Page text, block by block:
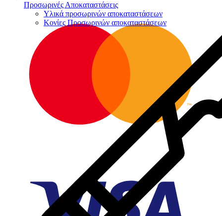
Προσωρινές Αποκαταστάσεις
Υλικά προσωρινών αποκαταστάσεων
Κονίες Προσωρινών αποκαταστάσεων